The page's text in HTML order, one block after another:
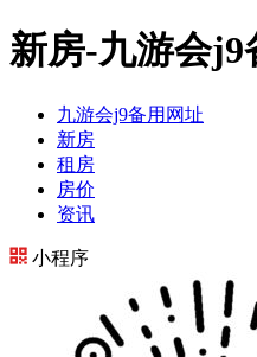
新房-九游会j9
九游会j9备用网址
新房
租房
房价
资讯
小程序